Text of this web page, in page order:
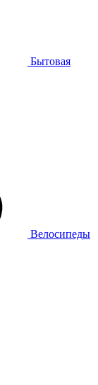
Бытовая
Велосипеды